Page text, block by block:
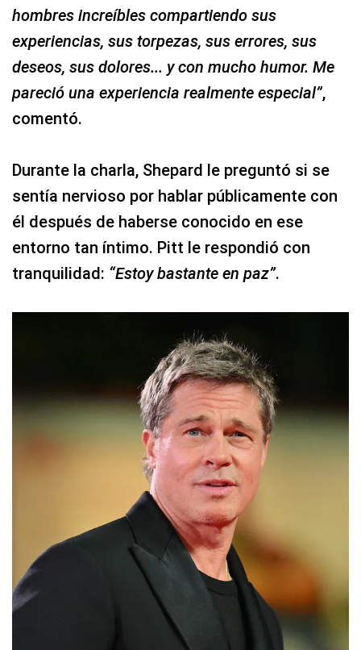
hombres increíbles compartiendo sus
experiencias, sus torpezas, sus errores, sus
deseos, sus dolores... y con mucho humor. Me
pareció una experiencia realmente especial”,
comentó.
Durante la charla, Shepard le preguntó si se
sentía nervioso por hablar públicamente con
él después de haberse conocido en ese
entorno tan íntimo. Pitt le respondió con
tranquilidad: “Estoy bastante en paz”.